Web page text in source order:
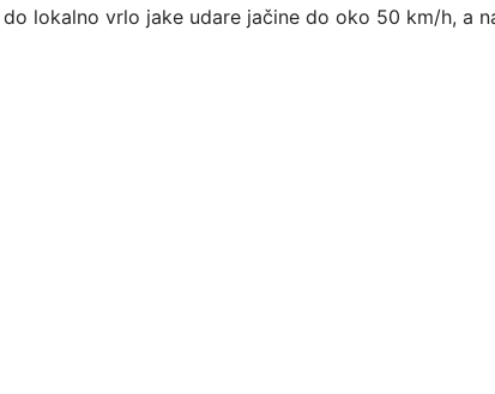
lokalno vrlo jake udare jačine do oko 50 km/h, a